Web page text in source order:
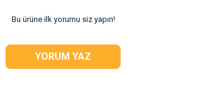
Bu ürüne ilk yorumu siz yapın!
YORUM YAZ